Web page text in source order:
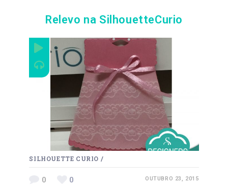
Relevo na SilhouetteCurio
SILHOUETTE CURIO /
0 0 OUTUBRO 23, 2015